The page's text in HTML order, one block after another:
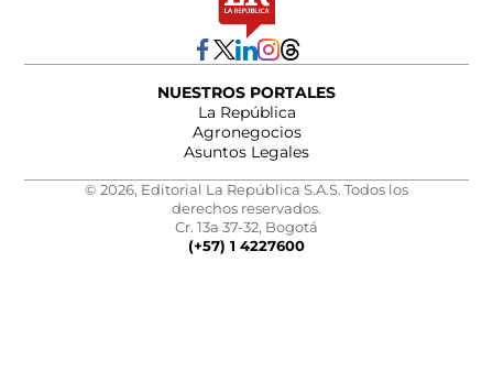
NUESTROS PORTALES
La República
Agronegocios
Asuntos Legales
© 2026, Editorial La República S.A.S. Todos los
derechos reservados.
Cr. 13a 37-32, Bogotá
(+57) 1 4227600